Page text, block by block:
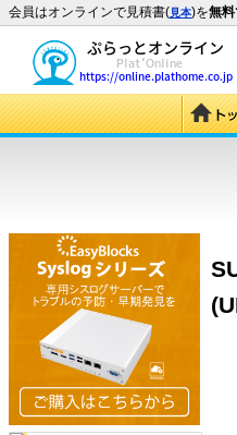
会員はオンラインで見積書(見本)を無